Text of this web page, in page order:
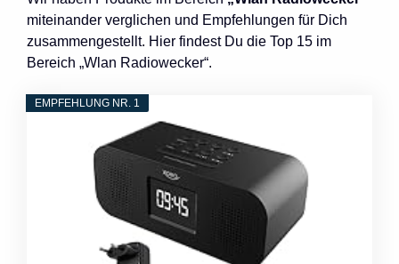
miteinander verglichen und Empfehlungen für Dich
zusammengestellt. Hier findest Du die Top 15 im
Bereich „Wlan Radiowecker“.
EMPFEHLUNG NR. 1